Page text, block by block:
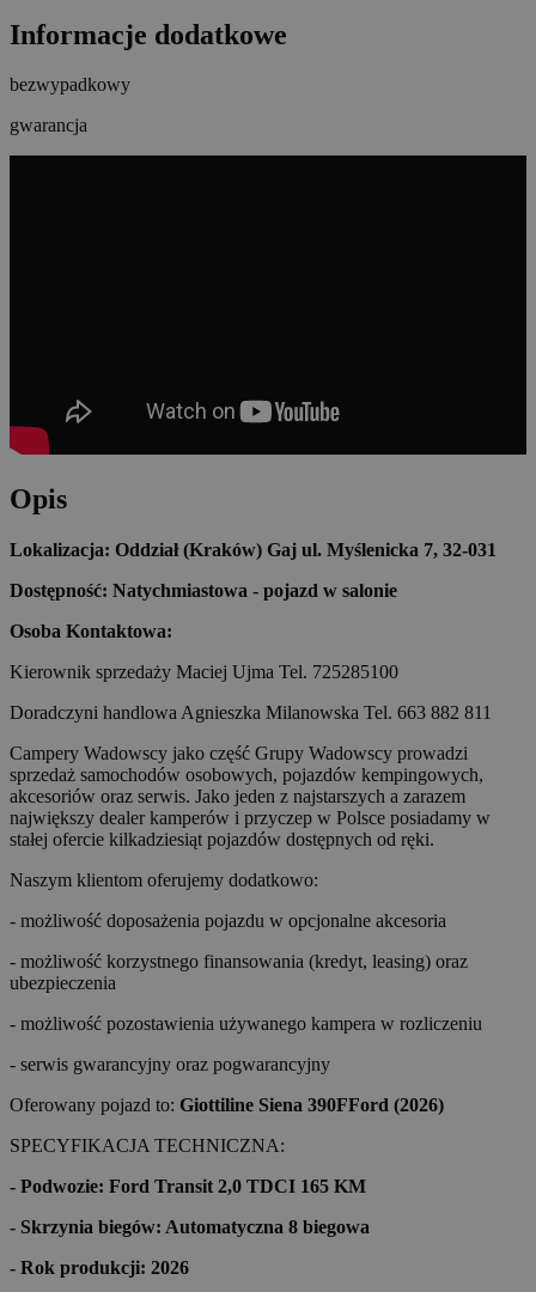
Informacje dodatkowe
bezwypadkowy
gwarancja
Opis
Lokalizacja: Oddział (Kraków) Gaj ul. Myślenicka 7, 32-031
Dostępność: Natychmiastowa - pojazd w salonie
Osoba Kontaktowa:
Kierownik sprzedaży Maciej Ujma Tel. 725285100
Doradczyni handlowa Agnieszka Milanowska Tel. 663 882 811
Campery Wadowscy jako część Grupy Wadowscy prowadzi
sprzedaż samochodów osobowych, pojazdów kempingowych,
akcesoriów oraz serwis. Jako jeden z najstarszych a zarazem
największy dealer kamperów i przyczep w Polsce posiadamy w
stałej ofercie kilkadziesiąt pojazdów dostępnych od ręki.
Naszym klientom oferujemy dodatkowo:
- możliwość doposażenia pojazdu w opcjonalne akcesoria
- możliwość korzystnego finansowania (kredyt, leasing) oraz
ubezpieczenia
- możliwość pozostawienia używanego kampera w rozliczeniu
- serwis gwarancyjny oraz pogwarancyjny
Oferowany pojazd to: Giottiline Siena 390FFord (2026)
SPECYFIKACJA TECHNICZNA:
- Podwozie: Ford Transit 2,0 TDCI 165 KM
- Skrzynia biegów: Automatyczna 8 biegowa
- Rok produkcji: 2026